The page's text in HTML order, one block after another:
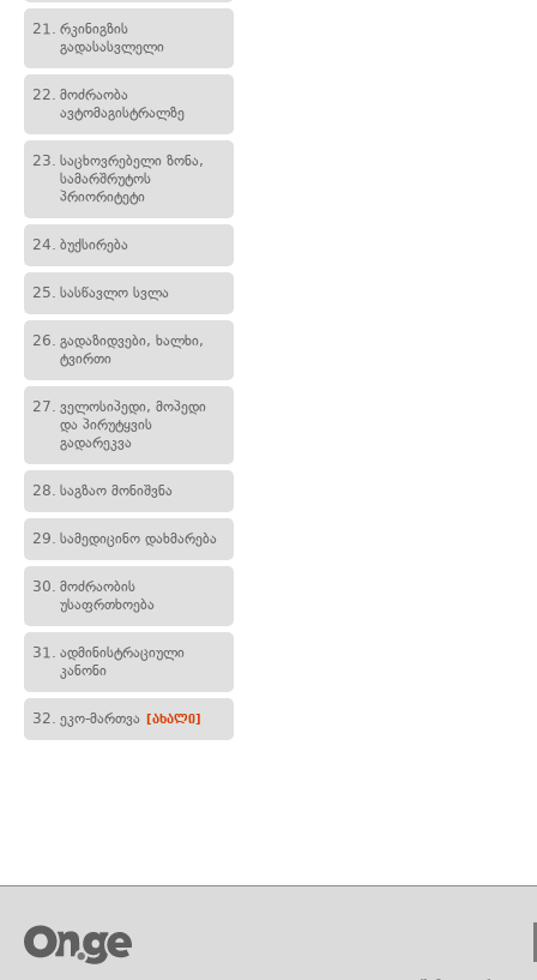
21. რკინიგზის
გადასასვლელი
22. მოძრაობა
ავტომაგისტრალზე
23. საცხოვრებელი ზონა,
სამარშრუტოს
პრიორიტეტი
24. ბუქსირება
25. სასწავლო სვლა
26. გადაზიდვები, ხალხი,
ტვირთი
27. ველოსიპედი, მოპედი
და პირუტყვის
გადარეკვა
28. საგზაო მონიშვნა
29. სამედიცინო დახმარება
30. მოძრაობის
უსაფრთხოება
31. ადმინისტრაციული
კანონი
32. ეკო-მართვა [ახალი]